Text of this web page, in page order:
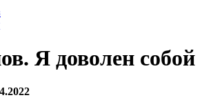
Я доволен собой